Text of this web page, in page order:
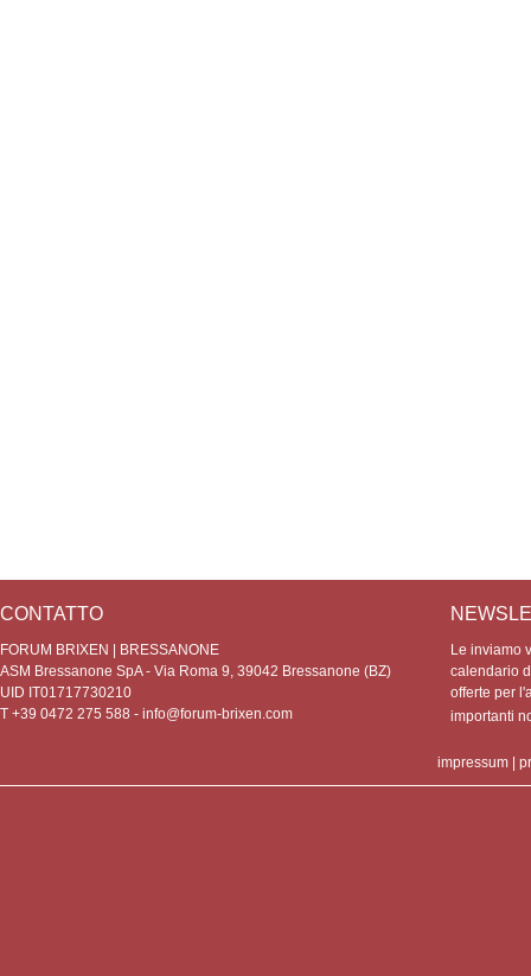
CONTATTO
FORUM BRIXEN | BRESSANONE
ASM Bressanone SpA - Via Roma 9, 39042 Bressanone (BZ)
UID IT01717730210
T +39 0472 275 588 - info@forum-brixen.com
Le inviamo
calendario
offerte per
importanti
impressum